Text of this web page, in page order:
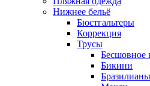
Нижнее бельё
Бюстгальтеры
Коррекция
Трусы
Бесшовное
Бикини
Бразилианы